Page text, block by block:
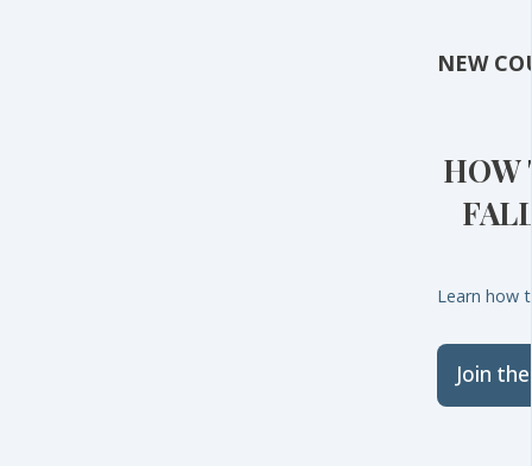
NEW
HOW
Learn how
Join